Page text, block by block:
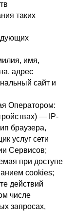
таких
имя,
адрес
сайт и
Оператором:
— IP-
браузера,
услуг сети
Сервисов;
при доступе
cookies;
действий
числе
запросах,